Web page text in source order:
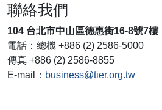
聯絡我們
104 台北市中山區德惠街16-8號7樓
電話：總機 +886 (2) 2586-5000
傳真 +886 (2) 2586-8855
E-mail： business@tier.org.tw